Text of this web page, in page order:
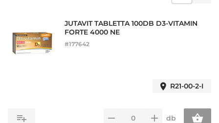
JUTAVIT TABLETTA 100DB D3-VITAMIN
FORTE 4000 NE
#177642
R21-00-2-I
db